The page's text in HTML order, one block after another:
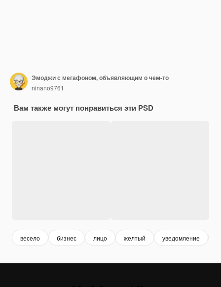
Эмоджи с мегафоном, объявляющим о чем-то
ninano9761
Вам также могут понравиться эти PSD
весело бизнес лицо желтый уведомление